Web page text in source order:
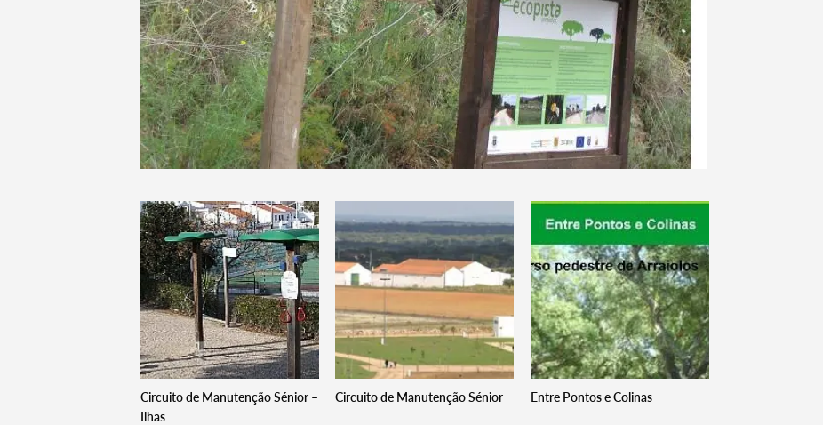
Circuito de Manutenção Sénior –
Ilhas
Circuito de Manutenção Sénior Entre Pontos e Colinas